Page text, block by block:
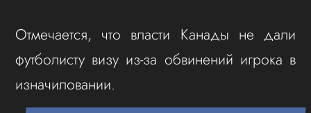
Отмечается, что власти Канады не дали
футболисту визу из-за обвинений игрока в
изначиловании.